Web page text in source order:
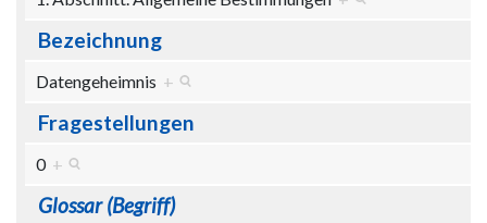
Bezeichnung
Datengeheimnis +
Fragestellungen
0 +
Glossar (Begriff)